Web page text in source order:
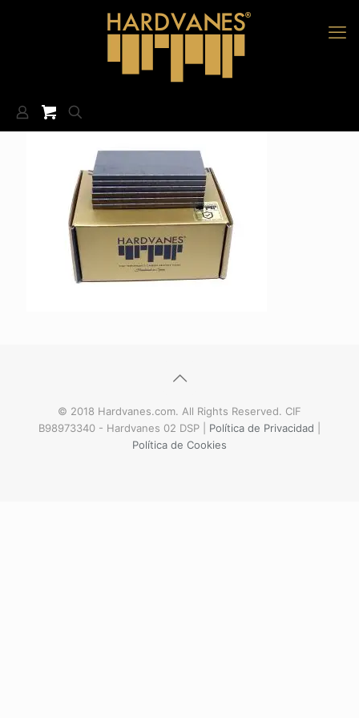
© 2018 Hardvanes.com. All Rights Reserved. CIF
B98973340 - Hardvanes 02 DSP | Política de Privacidad
Política de Cookies